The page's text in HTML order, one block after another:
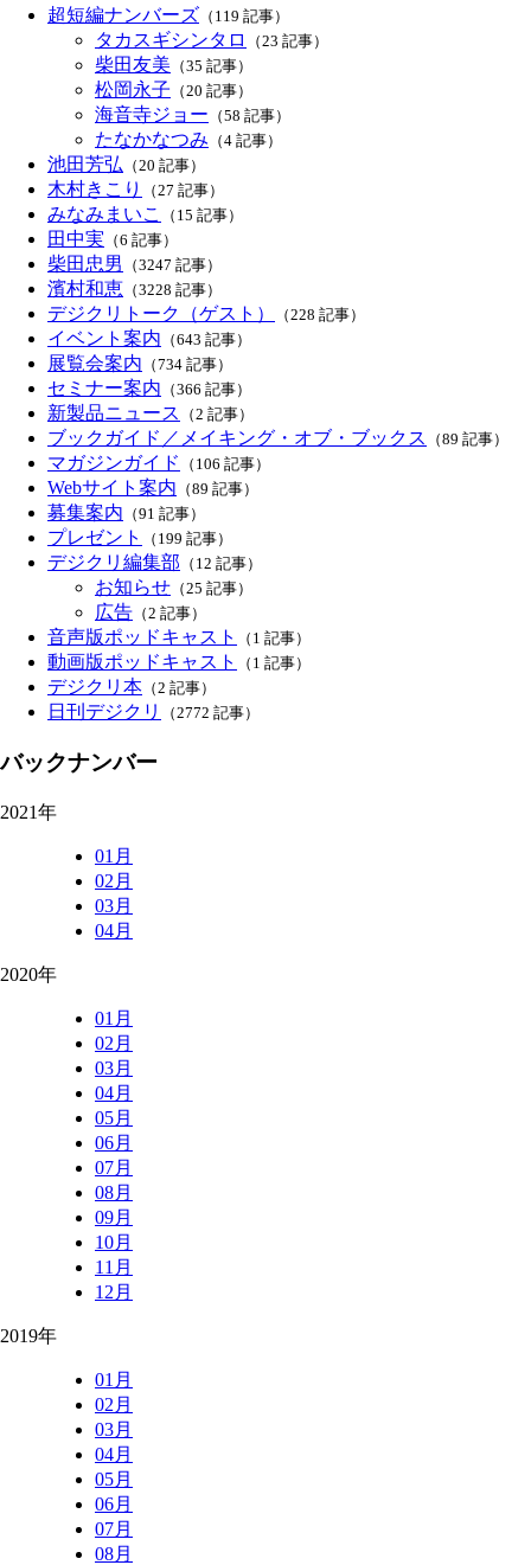
超短編ナンバーズ （119 記事）
タカスギシンタロ （23 記事）
柴田友美 （35 記事）
松岡永子 （20 記事）
海音寺ジョー （58 記事）
たなかなつみ （4 記事）
池田芳弘 （20 記事）
木村きこり （27 記事）
みなみまいこ （15 記事）
田中実 （6 記事）
柴田忠男 （3247 記事）
濱村和恵 （3228 記事）
デジクリトーク（ゲスト） （228 記事）
イベント案内 （643 記事）
展覧会案内 （734 記事）
セミナー案内 （366 記事）
新製品ニュース （2 記事）
ブックガイド／メイキング・オブ・ブックス （89 記事）
マガジンガイド （106 記事）
Webサイト案内 （89 記事）
募集案内 （91 記事）
プレゼント （199 記事）
デジクリ編集部 （12 記事）
お知らせ （25 記事）
広告 （2 記事）
音声版ポッドキャスト （1 記事）
動画版ポッドキャスト （1 記事）
デジクリ本 （2 記事）
日刊デジクリ （2772 記事）
バックナンバー
2021年
01月
02月
03月
04月
2020年
01月
02月
03月
04月
05月
06月
07月
08月
09月
10月
11月
12月
2019年
01月
02月
03月
04月
05月
06月
07月
08月